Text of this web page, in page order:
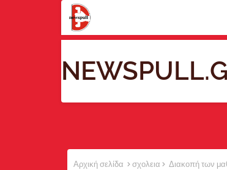
Αρχική σελίδα σχολεια Διακοπή των